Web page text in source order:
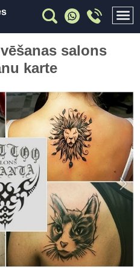
salons
karte